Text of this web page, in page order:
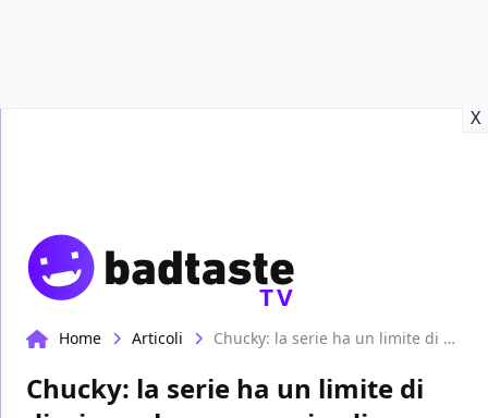
X
TV
Home Articoli Chucky: la serie ha un limite di dieci parolacce per episodio
Chucky: la serie ha un limite di